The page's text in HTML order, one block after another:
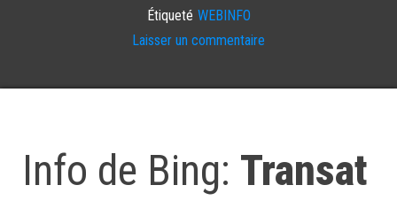
Étiqueté WEBINFO
Laisser un commentaire
Info de Bing: Transat